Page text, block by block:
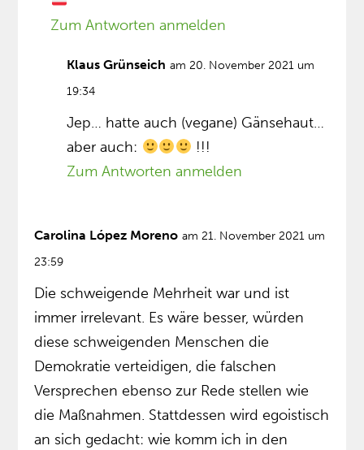
Zum Antworten anmelden
Klaus Grünseich am 20. November 2021 um
19:34
Jep… hatte auch (vegane) Gänsehaut…
aber auch:
!!!
Zum Antworten anmelden
Carolina López Moreno am 21. November 2021 um
23:59
Die schweigende Mehrheit war und ist
immer irrelevant. Es wäre besser, würden
diese schweigenden Menschen die
Demokratie verteidigen, die falschen
Versprechen ebenso zur Rede stellen wie
die Maßnahmen. Stattdessen wird egoistisch
an sich gedacht: wie komm ich in den